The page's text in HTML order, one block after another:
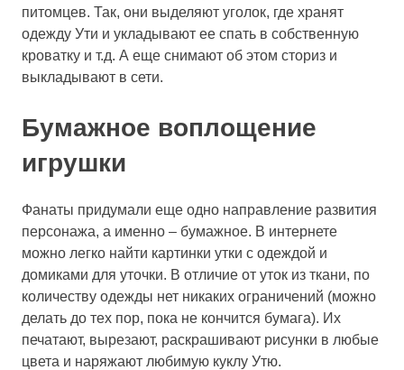
питомцев. Так, они выделяют уголок, где хранят
одежду Ути и укладывают ее спать в собственную
кроватку и т.д. А еще снимают об этом сториз и
выкладывают в сети.
Бумажное воплощение
игрушки
Фанаты придумали еще одно направление развития
персонажа, а именно – бумажное. В интернете
можно легко найти картинки утки с одеждой и
домиками для уточки. В отличие от уток из ткани, по
количеству одежды нет никаких ограничений (можно
делать до тех пор, пока не кончится бумага). Их
печатают, вырезают, раскрашивают рисунки в любые
цвета и наряжают любимую куклу Утю.